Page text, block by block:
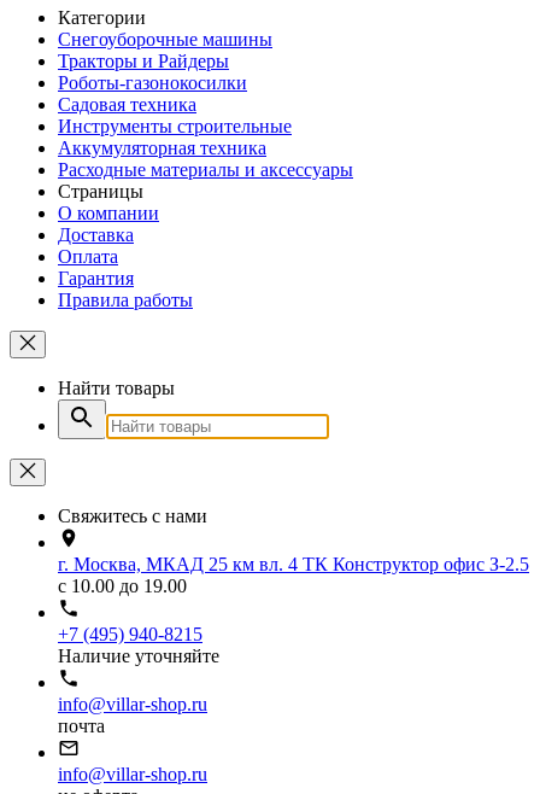
Категории
Снегоуборочные машины
Тракторы и Райдеры
Роботы-газонокосилки
Садовая техника
Инструменты строительные
Аккумуляторная техника
Расходные материалы и аксессуары
Страницы
О компании
Доставка
Оплата
Гарантия
Правила работы
Найти товары
Свяжитесь с нами
г. Москва, МКАД 25 км вл. 4 ТК Конструктор офис З-2.5
с 10.00 до 19.00
+7 (495) 940-8215
Наличие уточняйте
info@villar-shop.ru
почта
info@villar-shop.ru